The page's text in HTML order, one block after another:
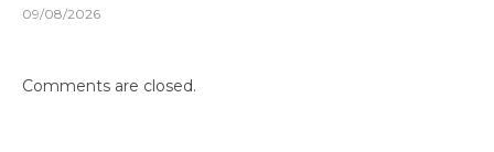
09/08/2026
Comments are closed.